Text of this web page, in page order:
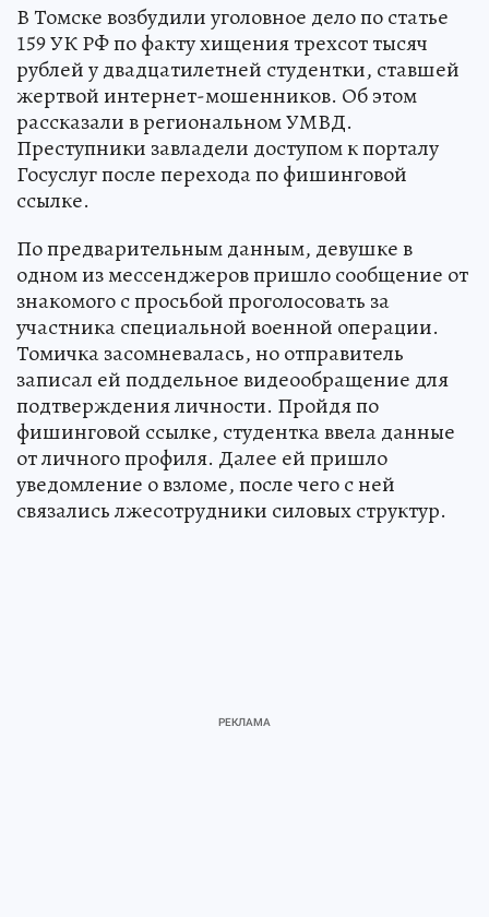
В Томске возбудили уголовное дело по статье
159 УК РФ по факту хищения трехсот тысяч
рублей у двадцатилетней студентки, ставшей
жертвой интернет-мошенников. Об этом
рассказали в региональном УМВД.
Преступники завладели доступом к порталу
Госуслуг после перехода по фишинговой
ссылке.
По предварительным данным, девушке в
одном из мессенджеров пришло сообщение от
знакомого с просьбой проголосовать за
участника специальной военной операции.
Томичка засомневалась, но отправитель
записал ей поддельное видеообращение для
подтверждения личности. Пройдя по
фишинговой ссылке, студентка ввела данные
от личного профиля. Далее ей пришло
уведомление о взломе, после чего с ней
связались лжесотрудники силовых структур.